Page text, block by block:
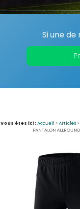
Si une
Vous êtes ici :Accueil > Articles>
PANTALON